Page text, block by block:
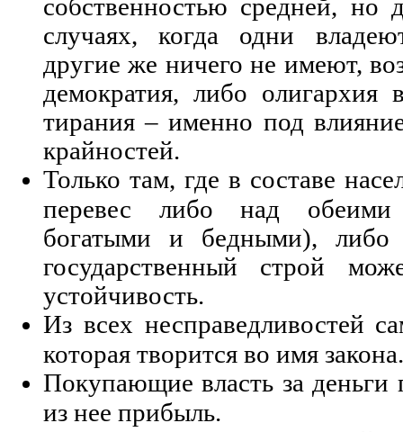
собственностью средней, но
случаях, когда одни
другие же ничего не имеют,
демократия, либо
тирания – именно под
крайностей.
Только там, где в составе
перевес либо над обеими
богатыми и бедными),
государственный строй
устойчивость.
Из всех несправедливостей
которая творится во имя закона.
Покупающие власть за деньги
из нее прибыль.